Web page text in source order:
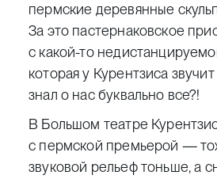
пермские деревянные
За это пастернаковское
с какой-то
которая у Курентзиса
знал о нас буквально все?!
В Большом театре
с пермской премьерой —
звуковой рельеф тоньше, а